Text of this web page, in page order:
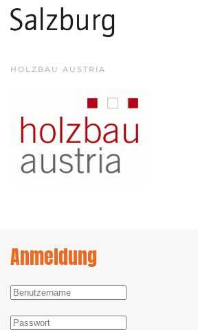
HOLZBAU AUSTRIA
Anmeldung